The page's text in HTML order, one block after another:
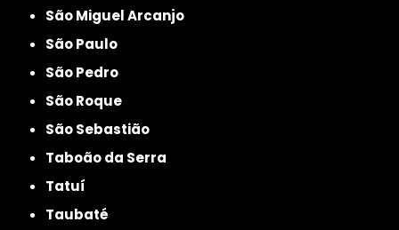
São Miguel Arcanjo
São Paulo
São Pedro
São Roque
São Sebastião
Taboão da Serra
Tatuí
Taubaté